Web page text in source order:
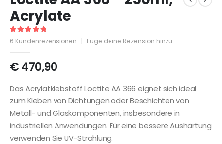
Acrylate
5 out of 5
6 Kundenrezensionen | Füge deine Rezension hinzu
€470,90
Das Acrylatklebstoff Loctite AA 366 eignet sich ideal
zum Kleben von Dichtungen oder Beschichten von
Metall- und Glaskomponenten, insbesondere in
industriellen Anwendungen. Für eine bessere Aushärtung
verwenden Sie UV-Strahlung.